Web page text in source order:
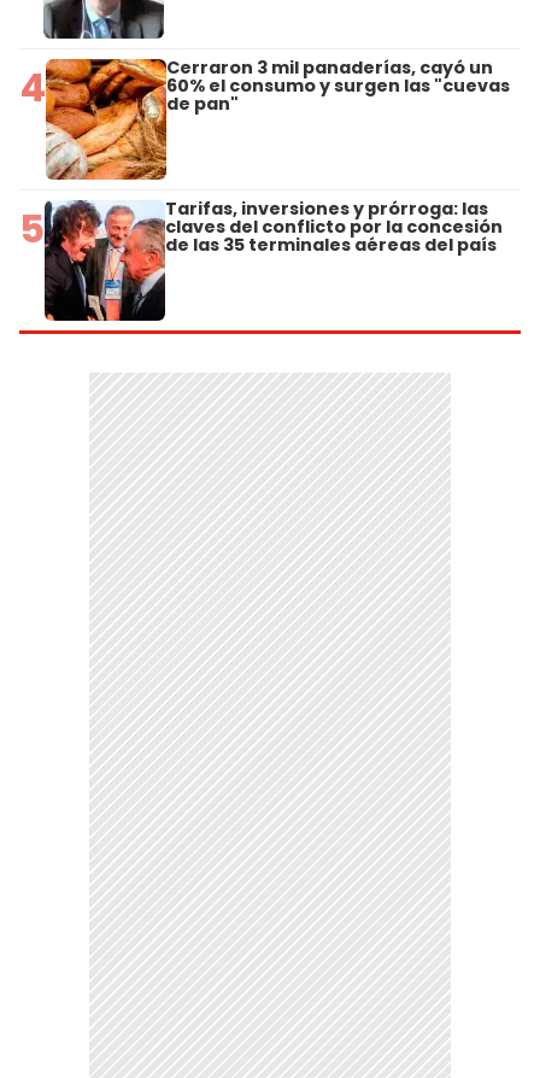
4 Cerraron 3 mil panaderías, cayó un
60% el consumo y surgen las "cuevas
de pan"
5 Tarifas, inversiones y prórroga: las
claves del conflicto por la concesión
de las 35 terminales aéreas del país